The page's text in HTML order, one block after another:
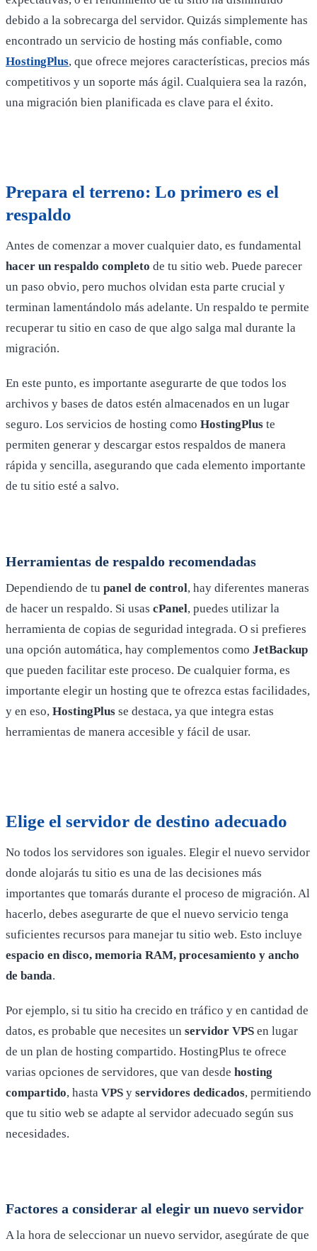
debido a la sobrecarga del servidor. Quizás simplemente has
encontrado un servicio de hosting más confiable, como
HostingPlus, que ofrece mejores características, precios más
competitivos y un soporte más ágil. Cualquiera sea la razón,
una migración bien planificada es clave para el éxito.
Prepara el terreno: Lo primero es el
respaldo
Antes de comenzar a mover cualquier dato, es fundamental
hacer un respaldo completo de tu sitio web. Puede parecer
un paso obvio, pero muchos olvidan esta parte crucial y
terminan lamentándolo más adelante. Un respaldo te permite
recuperar tu sitio en caso de que algo salga mal durante la
migración.
En este punto, es importante asegurarte de que todos los
archivos y bases de datos estén almacenados en un lugar
seguro. Los servicios de hosting como HostingPlus te
permiten generar y descargar estos respaldos de manera
rápida y sencilla, asegurando que cada elemento importante
de tu sitio esté a salvo.
Herramientas de respaldo recomendadas
Dependiendo de tu panel de control, hay diferentes maneras
de hacer un respaldo. Si usas cPanel, puedes utilizar la
herramienta de copias de seguridad integrada. O si prefieres
una opción automática, hay complementos como JetBackup
que pueden facilitar este proceso. De cualquier forma, es
importante elegir un hosting que te ofrezca estas facilidades,
y en eso, HostingPlus se destaca, ya que integra estas
herramientas de manera accesible y fácil de usar.
Elige el servidor de destino adecuado
No todos los servidores son iguales. Elegir el nuevo servidor
donde alojarás tu sitio es una de las decisiones más
importantes que tomarás durante el proceso de migración. Al
hacerlo, debes asegurarte de que el nuevo servicio tenga
suficientes recursos para manejar tu sitio web. Esto incluye
espacio en disco, memoria RAM, procesamiento y ancho
de banda.
Por ejemplo, si tu sitio ha crecido en tráfico y en cantidad de
datos, es probable que necesites un servidor VPS en lugar
de un plan de hosting compartido. HostingPlus te ofrece
varias opciones de servidores, que van desde hosting
compartido, hasta VPS y servidores dedicados, permitiendo
que tu sitio web se adapte al servidor adecuado según sus
necesidades.
Factores a considerar al elegir un nuevo servidor
A la hora de seleccionar un nuevo servidor, asegúrate de que